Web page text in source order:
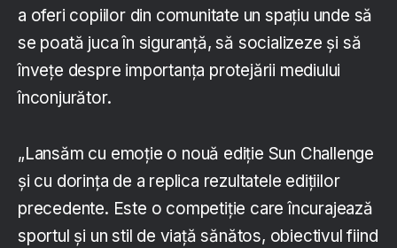
a oferi copiilor din comunitate un spațiu unde să
se poată juca în siguranță, să socializeze și să
învețe despre importanța protejării mediului
înconjurător.
„Lansăm cu emoție o nouă ediție Sun Challenge
și cu dorința de a replica rezultatele edițiilor
precedente. Este o competiție care încurajează
sportul și un stil de viață sănătos, obiectivul fiind